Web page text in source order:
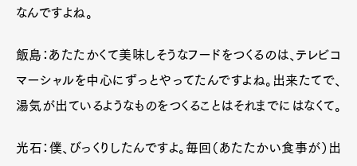
なんですよね。
飯島：あたたかくて美味しそうなフードをつくるのは、テレビコ
マーシャルを中心にずっとやってたんですよね。出来たてで、
湯気が出ているようなものをつくることはそれまでにはなくて。
光石：僕、びっくりしたんですよ。毎回（あたたかい食事が）出